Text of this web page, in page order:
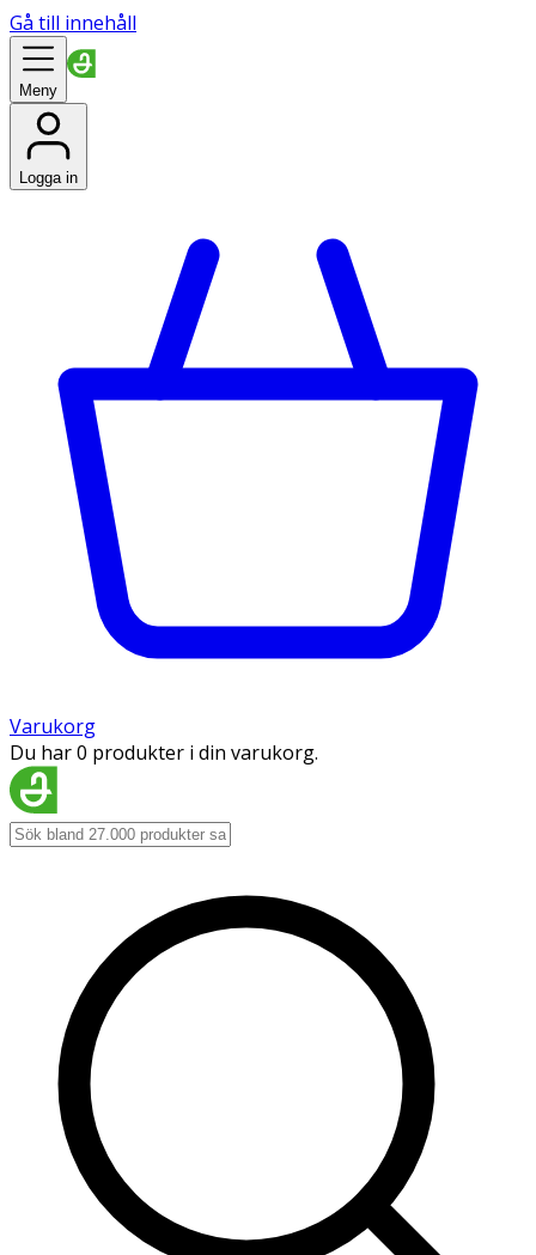
Gå till innehåll
Meny
Logga in
Varukorg
Du har 0 produkter i din varukorg.